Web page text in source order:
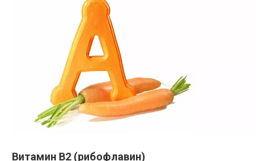
Витамин В2 (рибофлавин)